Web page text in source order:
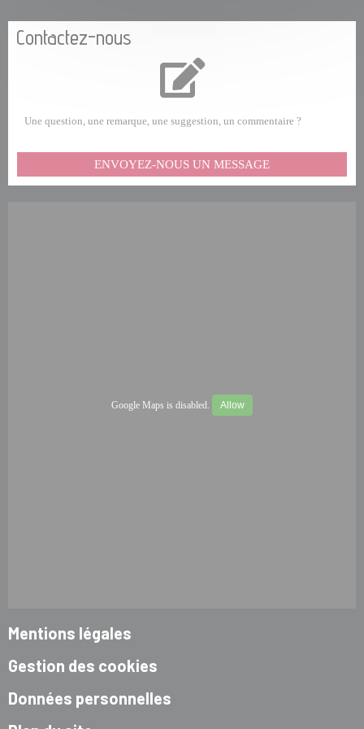
Contactez-nous
Une question, une remarque, une suggestion, un commentaire ?
ENVOYEZ-NOUS UN MESSAGE
Google Maps is disabled. Allow
Mentions légales
Gestion des cookies
Données personnelles